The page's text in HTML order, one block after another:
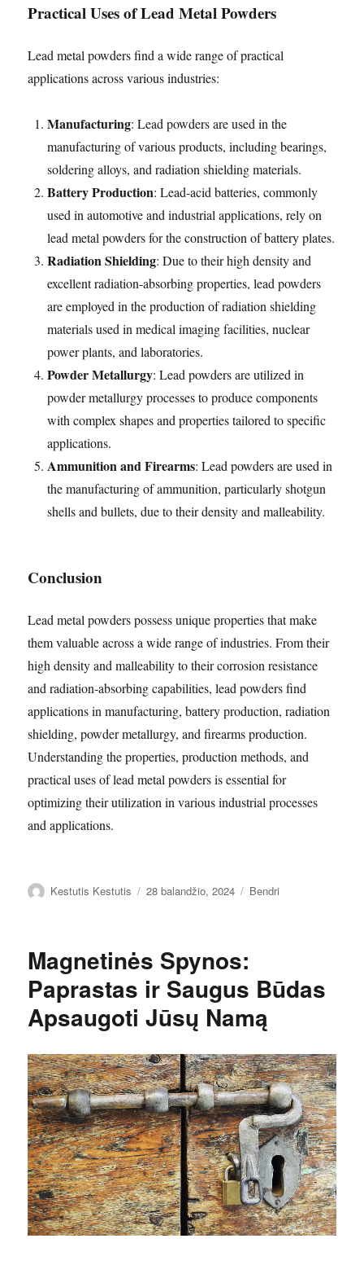
Practical Uses of Lead Metal Powders
Lead metal powders find a wide range of practical
applications across various industries:
Manufacturing: Lead powders are used in the
manufacturing of various products, including bearings,
soldering alloys, and radiation shielding materials.
Battery Production: Lead-acid batteries, commonly
used in automotive and industrial applications, rely on
lead metal powders for the construction of battery plates.
Radiation Shielding: Due to their high density and
excellent radiation-absorbing properties, lead powders
are employed in the production of radiation shielding
materials used in medical imaging facilities, nuclear
power plants, and laboratories.
Powder Metallurgy: Lead powders are utilized in
powder metallurgy processes to produce components
with complex shapes and properties tailored to specific
applications.
Ammunition and Firearms: Lead powders are used in
the manufacturing of ammunition, particularly shotgun
shells and bullets, due to their density and malleability.
Conclusion
Lead metal powders possess unique properties that make
them valuable across a wide range of industries. From their
high density and malleability to their corrosion resistance
and radiation-absorbing capabilities, lead powders find
applications in manufacturing, battery production, radiation
shielding, powder metallurgy, and firearms production.
Understanding the properties, production methods, and
practical uses of lead metal powders is essential for
optimizing their utilization in various industrial processes
and applications.
Autorius
Kestutis Kestutis Paskelbta
28 balandžio, 2024 Kategorijos
Bendri
Magnetinės Spynos:
Paprastas ir Saugus Būdas
Apsaugoti Jūsų Namą